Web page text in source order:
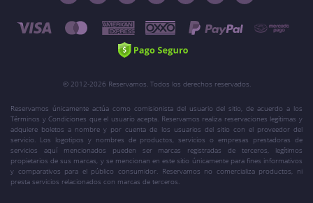
© 2012-2026 Reservamos. Todos los derechos reservados.
Reservamos únicamente actúa como comisionista del usuario del sitio, de acuerdo a los
Términos y Condiciones que el usuario acepta. Reservamos realiza reservaciones legítimas y
adquiere boletos a nombre y por cuenta de los usuarios del sitio con el proveedor del
servicio. Los logotipos y nombres de productos, servicios o empresas prestadoras de
servicios aquí mencionados pueden ser marcas registradas de terceros, legítimos
propietarios de sus marcas, y se mencionan en este sitio únicamente para fines informativos
y comparativos para el público consumidor. Reservamos no comercializa productos, ni
presta servicios relacionados con marcas de terceros.